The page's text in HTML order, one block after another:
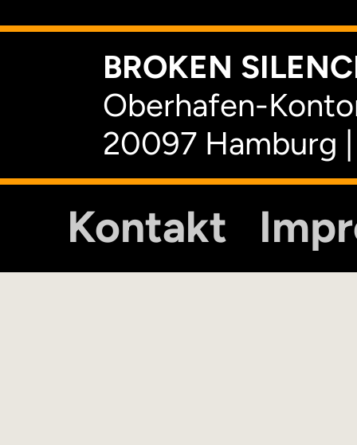
BROKEN
Oberhafen-
20097 Hamburg
Kontakt